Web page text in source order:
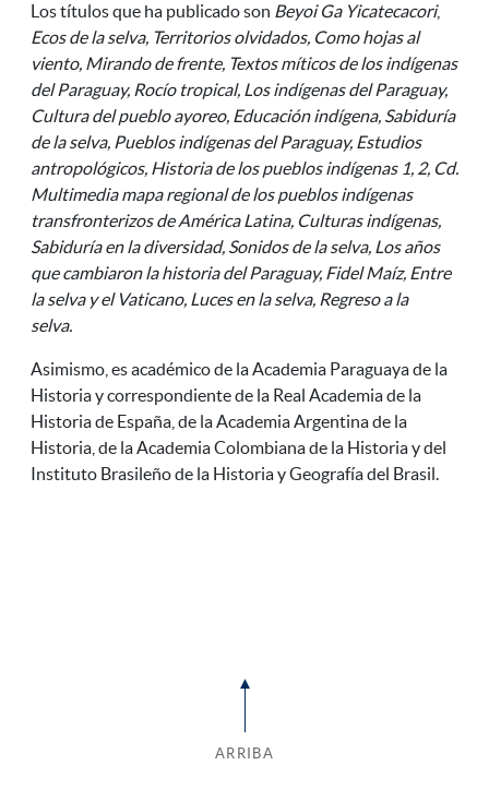
Los títulos que ha publicado son Beyoi Ga Yicatecacori,
Ecos de la selva, Territorios olvidados, Como hojas al
viento, Mirando de frente, Textos míticos de los indígenas
del Paraguay, Rocío tropical, Los indígenas del Paraguay,
Cultura del pueblo ayoreo, Educación indígena, Sabiduría
de la selva, Pueblos indígenas del Paraguay, Estudios
antropológicos, Historia de los pueblos indígenas 1, 2, Cd.
Multimedia mapa regional de los pueblos indígenas
transfronterizos de América Latina, Culturas indígenas,
Sabiduría en la diversidad, Sonidos de la selva, Los años
que cambiaron la historia del Paraguay, Fidel Maíz, Entre
la selva y el Vaticano, Luces en la selva, Regreso a la
selva.
Asimismo, es académico de la Academia Paraguaya de la
Historia y correspondiente de la Real Academia de la
Historia de España, de la Academia Argentina de la
Historia, de la Academia Colombiana de la Historia y del
Instituto Brasileño de la Historia y Geografía del Brasil.
ARRIBA